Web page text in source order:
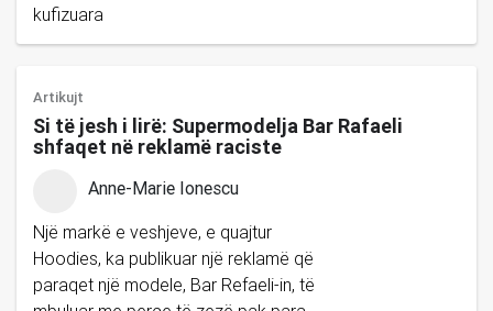
kufizuara
Artikujt
Si të jesh i lirë: Supermodelja Bar Rafaeli
shfaqet në reklamë raciste
Anne-Marie Ionescu
Një markë e veshjeve, e quajtur
Hoodies, ka publikuar një reklamë që
paraqet një modele, Bar Refaeli-in, të